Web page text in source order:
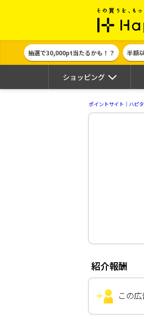
抽選で30,000pt当たるかも！？ 半額
ショッピング
ポイントサイト｜ハピ
紹介報酬
この広